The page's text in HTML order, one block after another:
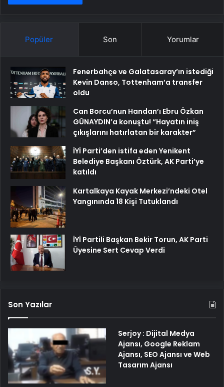
Popüler Son Yorumlar
Fenerbahçe ve Galatasaray’ın istediği
Kevin Danso, Tottenham’a transfer
oldu
Can Borcu’nun Handan’ı Ebru Özkan
GÜNAYDIN’a konuştu! “Hayatın iniş
çıkışlarını hatırlatan bir karakter”
İYİ Parti’den istifa eden Yenikent
Belediye Başkanı Öztürk, AK Parti’ye
katıldı
Kartalkaya Kayak Merkezi’ndeki Otel
Yangınında 18 Kişi Tutuklandı
İYİ Partili Başkan Bekir Torun, AK Parti
Üyesine Sert Cevap Verdi
Son Yazılar
Serjoy : Dijital Medya
Ajansı, Google Reklam
Ajansı, SEO Ajansı ve Web
Tasarım Ajansı